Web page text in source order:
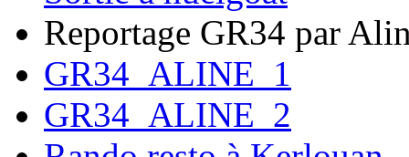
Reportage GR34 par
GR34_ALINE_1
GR34_ALINE_2